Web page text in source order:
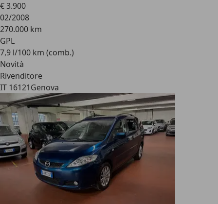
€ 3.900
02/2008
270.000 km
GPL
7,9 l/100 km (comb.)
Novità
Rivenditore
IT 16121Genova